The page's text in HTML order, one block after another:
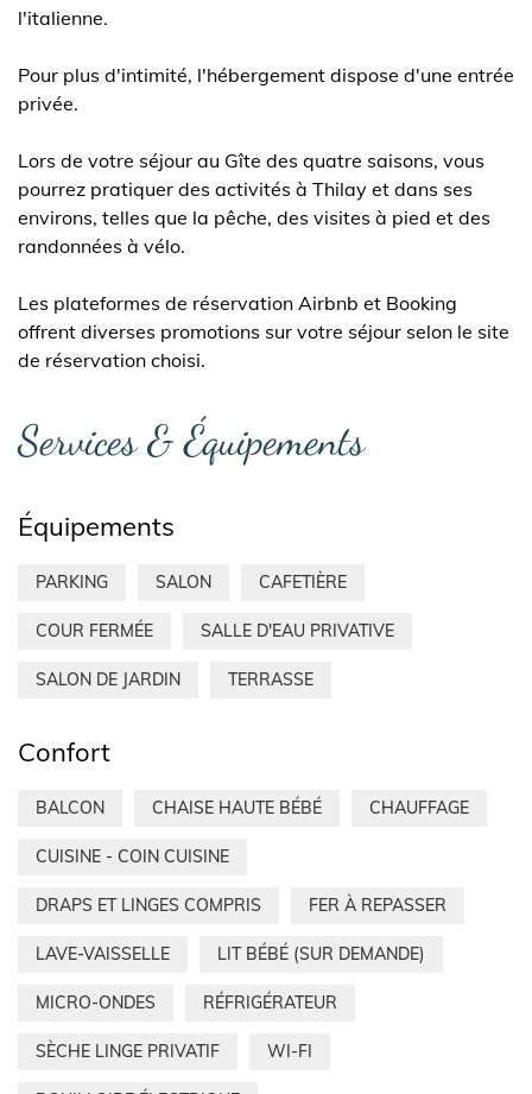
l'italienne.
Pour plus d'intimité, l'hébergement dispose d'une entrée
privée.
Lors de votre séjour au Gîte des quatre saisons, vous
pourrez pratiquer des activités à Thilay et dans ses
environs, telles que la pêche, des visites à pied et des
randonnées à vélo.
Les plateformes de réservation Airbnb et Booking
offrent diverses promotions sur votre séjour selon le site
de réservation choisi.
Services & Équipements
Équipements
PARKING SALON CAFETIÈRE
COUR FERMÉE SALLE D'EAU PRIVATIVE
SALON DE JARDIN TERRASSE
Confort
BALCON CHAISE HAUTE BÉBÉ CHAUFFAGE
CUISINE - COIN CUISINE
DRAPS ET LINGES COMPRIS FER À REPASSER
LAVE-VAISSELLE LIT BÉBÉ (SUR DEMANDE)
MICRO-ONDES RÉFRIGÉRATEUR
SÈCHE LINGE PRIVATIF WI-FI